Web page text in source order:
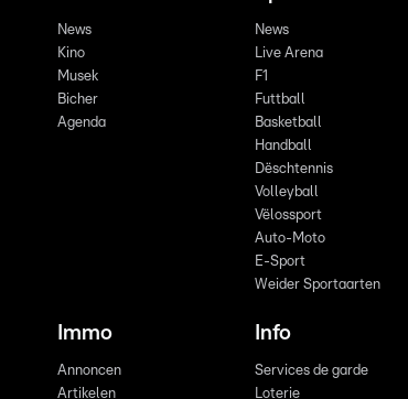
News
Kino
Musek
Bicher
Agenda
News
Live Arena
F1
Futtball
Basketball
Handball
Dëschtennis
Volleyball
Vëlossport
Auto-Moto
E-Sport
Weider Sportaarten
Immo
Annoncen
Artikelen
Info
Services de garde
Loterie